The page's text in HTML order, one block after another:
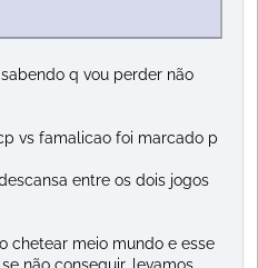
q vou perder não
vs famalicao foi marcado p
entre os dois jogos
chetear meio mundo e esse